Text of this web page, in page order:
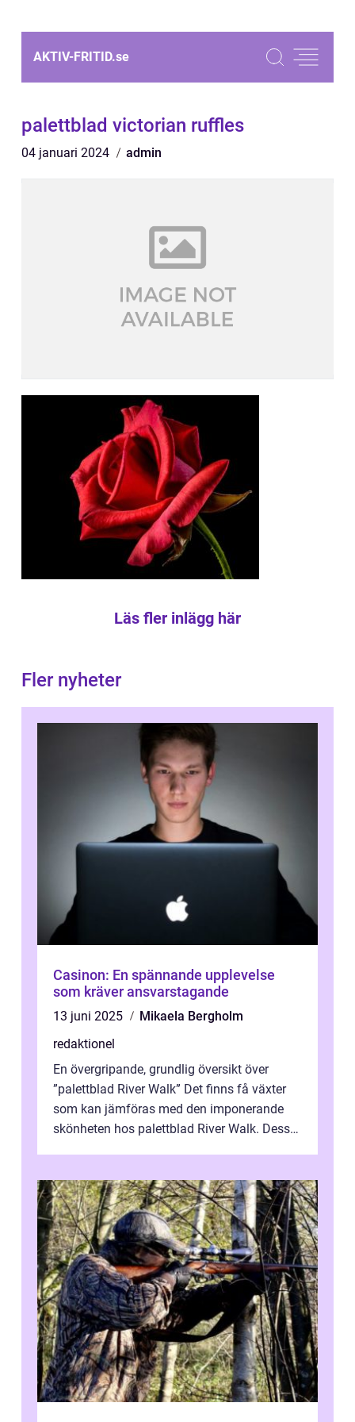
AKTIV-FRITID.se
palettblad victorian ruffles
04 januari 2024 admin
Läs fler inlägg här
Fler nyheter
Casinon: En spännande upplevelse
som kräver ansvarstagande
13 juni 2025
Mikaela Bergholm
redaktionel
En övergripande, grundlig översikt över
”palettblad River Walk” Det finns få växter
som kan jämföras med den imponerande
skönheten hos palettblad River Walk. Dess